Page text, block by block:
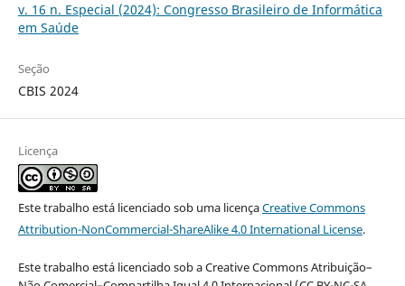
v. 16 n. Especial (2024): Congresso Brasileiro de Informática
em Saúde
Seção
CBIS 2024
Licença
Este trabalho está licenciado sob uma licençaCreative Commons
Attribution-NonCommercial-ShareAlike 4.0 International License.
Este trabalho está licenciado sob a Creative Commons Atribuição–